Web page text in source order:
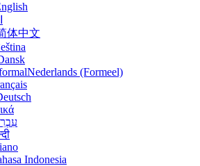
体中文
Nederlands (Formeel)
Indonesia